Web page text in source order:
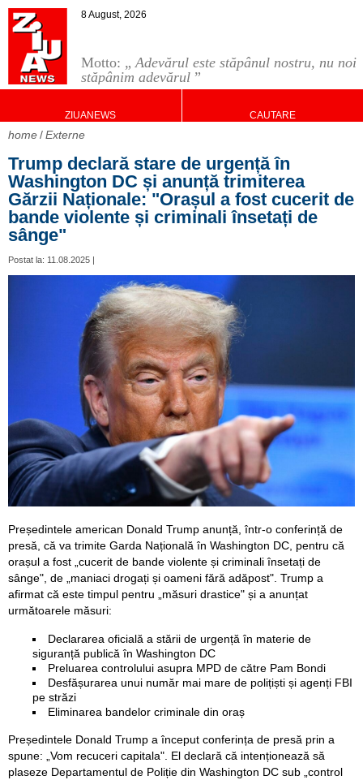
Motto: „Adevărul este stăpânul nostru, nu noi
stăpânim adevărul ”
8 August, 2026
ZIUANEWS CAUTARE
home Externe
Trump declară stare de urgență în
Washington DC și anunță trimiterea
Gărzii Naționale: "Orașul a fost cucerit de
bande violente și criminali însetați de
sânge"
Postat la: 11.08.2025 |
Președintele american Donald Trump anunță, într-o conferință de
presă, că va trimite Garda Națională în Washington DC, pentru că
orașul a fost „cucerit de bande violente și criminali însetați de
sânge", de „maniaci drogați și oameni fără adăpost". Trump a
afirmat că este timpul pentru „măsuri drastice" și a anunțat
următoarele măsuri:
Declararea oficială a stării de urgență în materie de
siguranță publică în Washington DC
Preluarea controlului asupra MPD de către Pam Bondi
Desfășurarea unui număr mai mare de polițiști și agenți FBI
pe străzi
Eliminarea bandelor criminale din oraș
Președintele Donald Trump a început conferința de presă prin a
spune: „Vom recuceri capitala". El declară că intenționează să
plaseze Departamentul de Poliție din Washington DC sub „control